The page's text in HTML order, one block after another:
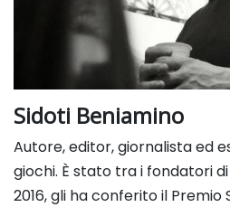
Sidoti Beniamino
Autore, editor, giornalista ed
giochi. È stato tra i fondatori
2016, gli ha conferitoil Premio